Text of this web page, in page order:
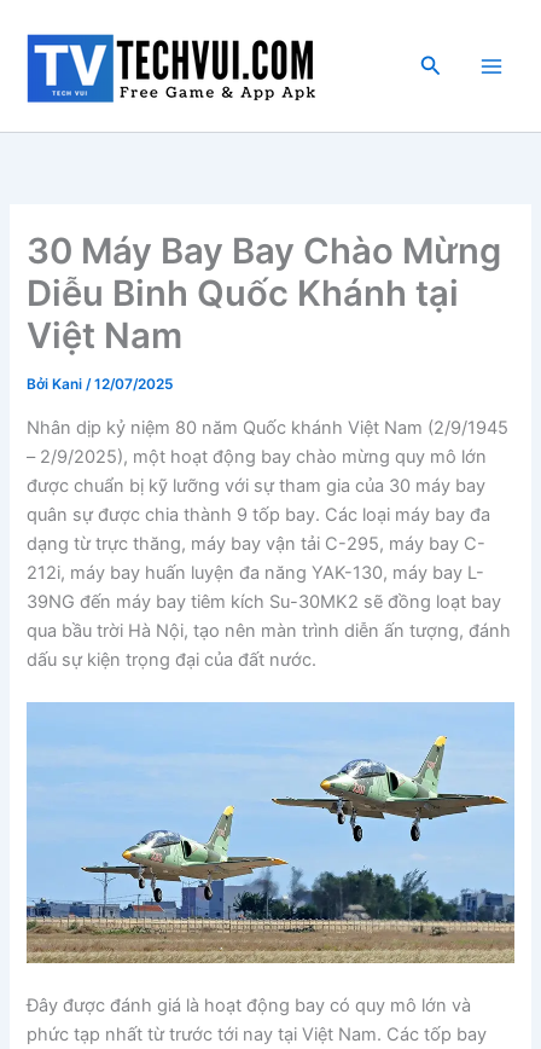
dung
Tìm
30 Máy Bay Bay Chào Mừng
Diễu Binh Quốc Khánh tại
Việt Nam
Bởi Kani/12/07/2025
Nhân dịp kỷ niệm 80 năm Quốc khánh Việt Nam (2/9/1945
– 2/9/2025), một hoạt động bay chào mừng quy mô lớn
được chuẩn bị kỹ lưỡng với sự tham gia của 30 máy bay
quân sự được chia thành 9 tốp bay. Các loại máy bay đa
dạng từ trực thăng, máy bay vận tải C-295, máy bay C-
212i, máy bay huấn luyện đa năng YAK-130, máy bay L-
39NG đến máy bay tiêm kích Su-30MK2 sẽ đồng loạt bay
qua bầu trời Hà Nội, tạo nên màn trình diễn ấn tượng, đánh
dấu sự kiện trọng đại của đất nước.
Đây được đánh giá là hoạt động bay có quy mô lớn và
phức tạp nhất từ trước tới nay tại Việt Nam. Các tốp bay